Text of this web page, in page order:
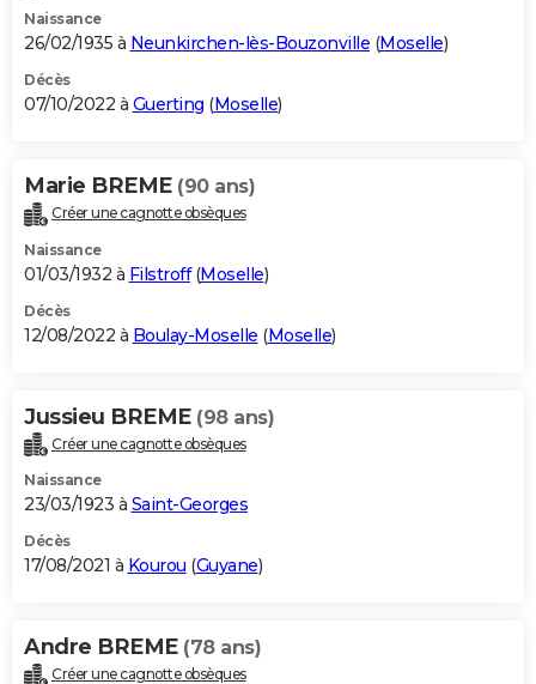
Naissance
26/02/1935 à Neunkirchen-lès-Bouzonville (Moselle)
Décès
07/10/2022 à Guerting (Moselle)
Marie BREME (90 ans)
Créer une cagnotte obsèques
Naissance
01/03/1932 à Filstroff(Moselle)
Décès
12/08/2022 à Boulay-Moselle (Moselle)
Jussieu BREME (98 ans)
Créer une cagnotte obsèques
Naissance
23/03/1923 à Saint-Georges
Décès
17/08/2021 à Kourou (Guyane)
Andre BREME (78 ans)
Créer une cagnotte obsèques